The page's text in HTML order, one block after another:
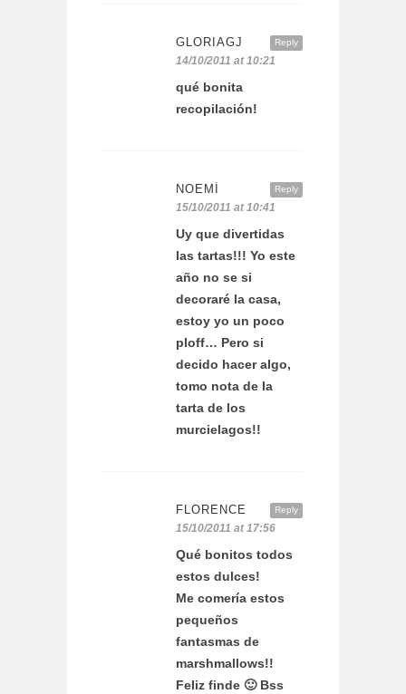
Reply
GLORIAGJ
14/10/2011 at 10:21
qué bonita
recopilación!
Reply
NOEMÍ
15/10/2011 at 10:41
Uy que divertidas
las tartas!!! Yo este
año no se si
decoraré la casa,
estoy yo un poco
ploff… Pero si
decido hacer algo,
tomo nota de la
tarta de los
murcielagos!!
Reply
FLORENCE
15/10/2011 at 17:56
Qué bonitos todos
estos dulces!
Me comería estos
pequeños
fantasmas de
marshmallows!!
Feliz finde 🙂 Bss